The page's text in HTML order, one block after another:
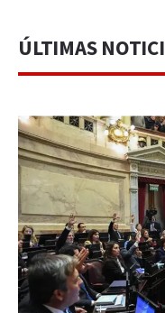
ÚLTIMAS